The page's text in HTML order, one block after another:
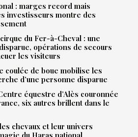
: marges record mais
investisseurs montre des
du Fer-à-Cheval : une
opérations de secours
les visiteurs
coulée de boue mobilise les
d’une personne disparue
équestre d’Alès couronnée
six autres brillent dans le
chevaux et leur univers
du Haras national